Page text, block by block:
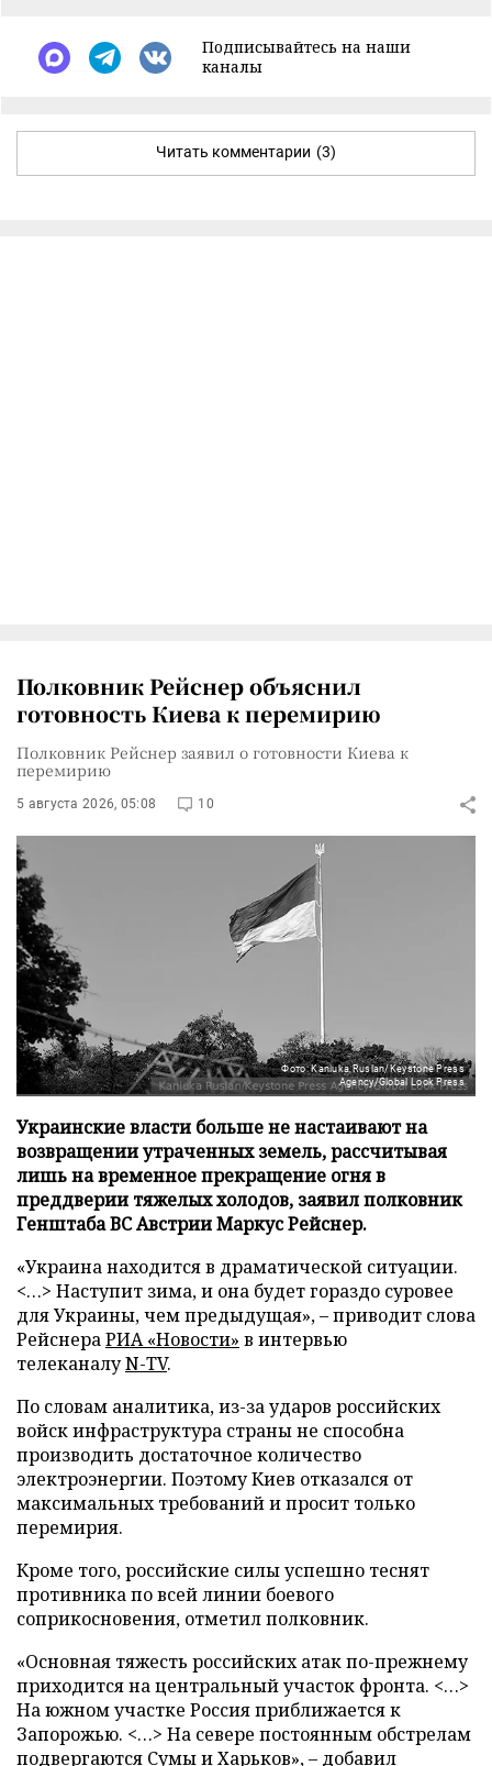
Подписывайтесь на наши
каналы
Читать комментарии (3)
Полковник Рейснер объяснил
готовность Киева к перемирию
Полковник Рейснер заявил о готовности Киева к
перемирию
5 августа 2026, 05:08 10
Фото: Kaniuka Ruslan/Keystone Press
Agency/Global Look Press
Украинские власти больше не настаивают на
возвращении утраченных земель, рассчитывая
лишь на временное прекращение огня в
преддверии тяжелых холодов, заявил полковник
Генштаба ВС Австрии Маркус Рейснер.
«Украина находится в драматической ситуации.
<…> Наступит зима, и она будет гораздо суровее
для Украины, чем предыдущая», – приводит слова
РейснераРИА «Новости» в интервью
телеканалуN-TV.
По словам аналитика, из-за ударов российских
войск инфраструктура страны не способна
производить достаточное количество
электроэнергии. Поэтому Киев отказался от
максимальных требований и просит только
перемирия.
Кроме того, российские силы успешно теснят
противника по всей линии боевого
соприкосновения, отметил полковник.
«Основная тяжесть российских атак по-прежнему
приходится на центральный участок фронта. <…>
На южном участке Россия приближается к
Запорожью. <…> На севере постоянным обстрелам
подвергаются Сумы и Харьков», – добавил